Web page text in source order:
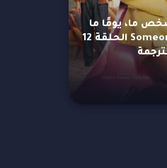
ما، يومًا ما
Someone, Someday الحلقة 12